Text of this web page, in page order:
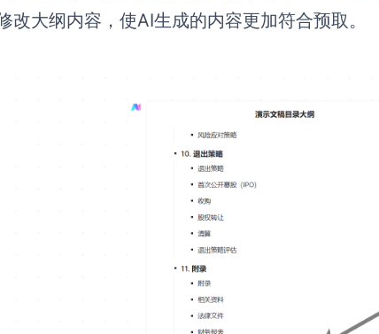
改大纲内容，使AI生成的内容更加符合预取。